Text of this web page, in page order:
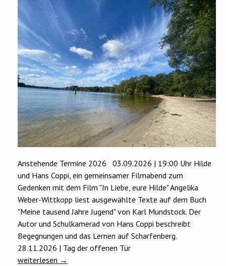
Anstehende Termine 2026 03.09.2026 | 19:00 Uhr Hilde
und Hans Coppi, ein gemeinsamer Filmabend zum
Gedenken mit dem Film "In Liebe, eure Hilde" Angelika
Weber-Wittkopp liest ausgewählte Texte auf dem Buch
"Meine tausend Jahre Jugend" von Karl Mundstock. Der
Autor und Schulkamerad von Hans Coppi beschreibt
Begegnungen und das Lernen auf Scharfenberg.
28.11.2026 | Tag der offenen Tür
weiterlesen →